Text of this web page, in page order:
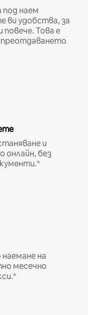
наем
ви удобства, за
повече. Това е
и
онлайн, без
на
месечно